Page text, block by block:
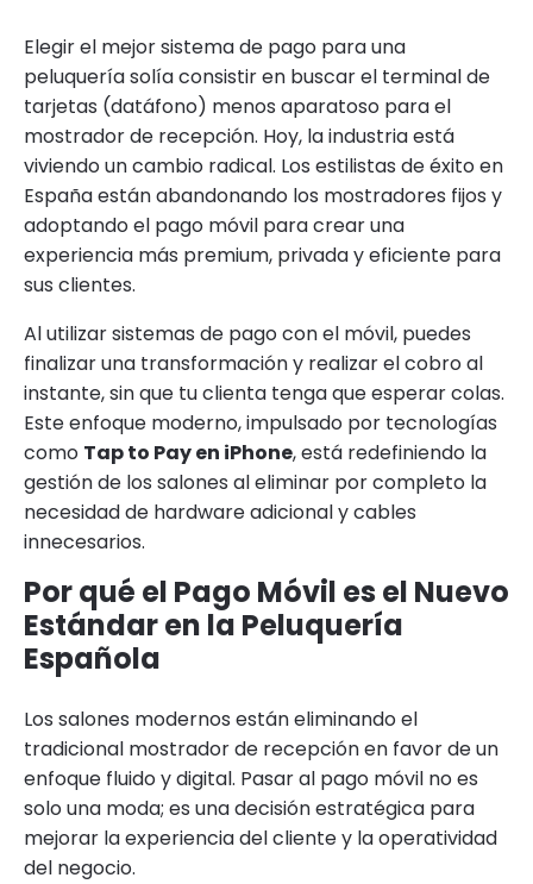
Elegir el mejor sistema de pago para una
peluquería solía consistir en buscar el terminal de
tarjetas (datáfono) menos aparatoso para el
mostrador de recepción. Hoy, la industria está
viviendo un cambio radical. Los estilistas de éxito en
España están abandonando los mostradores fijos y
adoptando el pago móvil para crear una
experiencia más premium, privada y eficiente para
sus clientes.
Al utilizar sistemas de pago con el móvil, puedes
finalizar una transformación y realizar el cobro al
instante, sin que tu clienta tenga que esperar colas.
Este enfoque moderno, impulsado por tecnologías
como Tap to Pay en iPhone, está redefiniendo la
gestión de los salones al eliminar por completo la
necesidad de hardware adicional y cables
innecesarios.
Por qué el Pago Móvil es el Nuevo
Estándar en la Peluquería
Española
Los salones modernos están eliminando el
tradicional mostrador de recepción en favor de un
enfoque fluido y digital. Pasar al pago móvil no es
solo una moda; es una decisión estratégica para
mejorar la experiencia del cliente y la operatividad
del negocio.